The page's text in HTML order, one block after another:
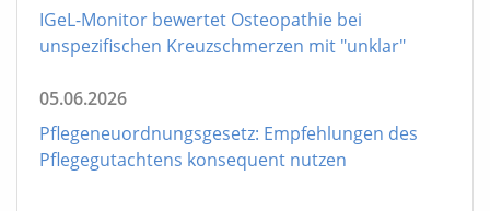
IGeL-Monitor bewertet Osteopathie bei
unspezifischen Kreuzschmerzen mit "unklar"
05.06.2026
Pflegeneuordnungsgesetz: Empfehlungen des
Pflegegutachtens konsequent nutzen